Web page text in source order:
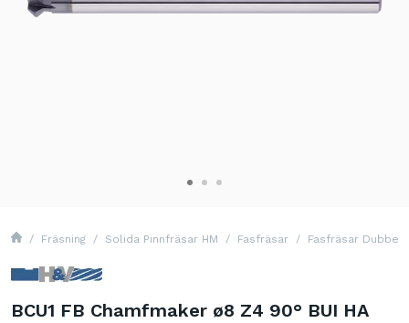
Fräsning Solida Pinnfräsar HM Fasfräsar Fasfräsar
BCU1 FB Chamfmaker ø8 Z4 90° BUI HA